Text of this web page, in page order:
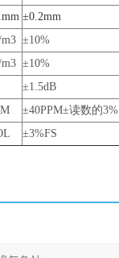
±0.2mm
m3 ±10%
m3 ±10%
±1.5dB
±40PPM±读数的3%
±3%FS